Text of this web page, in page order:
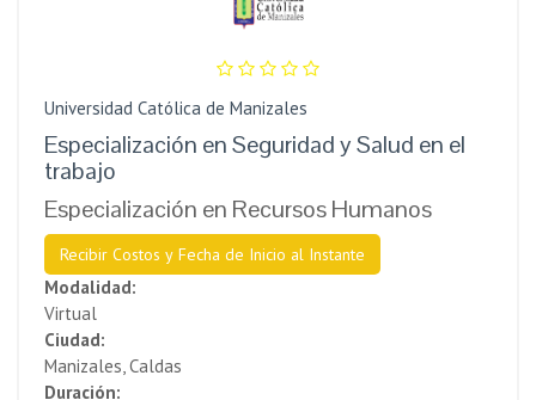
Universidad Católica de Manizales
Especialización en Seguridad y Salud en el
trabajo
Especialización en Recursos Humanos
Recibir Costos y Fecha de Inicio al Instante
Modalidad:
Virtual
Ciudad:
Manizales, Caldas
Duración: